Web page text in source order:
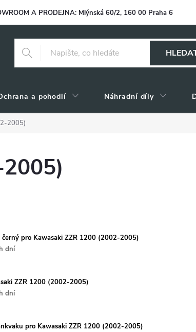
A PRODEJNA: Mlýnská 60/2, 160 00 Praha 6
a pohodlí Náhradní díly
2005)
černý pro Kawasaki ZZR 1200 (2002-2005)
dní
ZZR 1200 (2002-2005)
dní
pro Kawasaki ZZR 1200 (2002-2005)